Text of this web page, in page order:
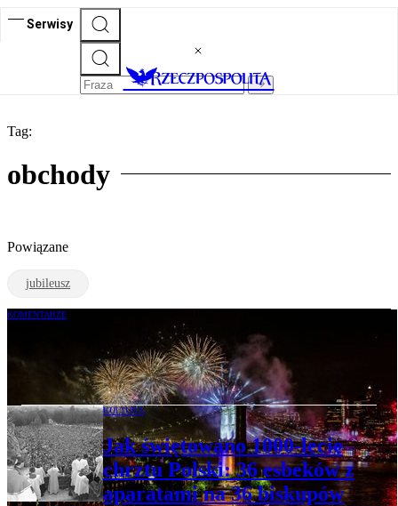
Serwisy
Tag:
obchody
Powiązane
jubileusz
KOMENTARZE
Amerykanie nie świętują dlatego, że
zachęcił ich Trump
KULTURA
Jak świętowano 1000-lecie
chrztu Polski: 36 esbeków z
aparatami na 36 biskupów